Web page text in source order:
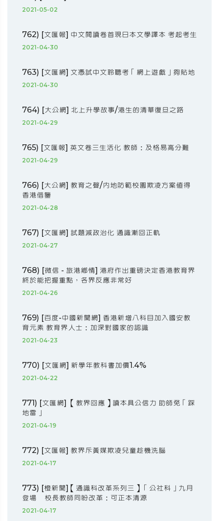
2021-05-02
762) [文匯報] 中文閱讀卷首現日本文學譯本 考起考生
2021-04-30
763) [文匯網] 文憑試中文聆聽考「網上遊戲」夠貼地
2021-04-30
764) [大公網] 北上升學故事/港生的清華復旦之路
2021-04-29
765) [文匯報] 英文卷三生活化 教師：及格易高分難
2021-04-29
766) [大公網] 教育之聲/內地防範校園欺凌方案值得
香港借鑒
2021-04-28
767) [文匯網] 試題減政治化 通識漸回正軌
2021-04-27
768) [微信 - 旅港鄉情] 港府作出重磅決定香港教育界
終於能把握重點，各界反應非常好
2021-04-26
769) [百度-中國新聞網] 香港新增八科目加入國安教
育元素 教育界人士：加深對國家的認識
2021-04-23
770) [文匯網] 新學年教科書加價1.4%
2021-04-22
771) [文匯網] 【教界回應】讀本具公信力 助師免「踩
地雷」
2021-04-19
772) [文匯報] 教界斥黃媒欺凌兒童趁機洗腦
2021-04-17
773) [橙新聞]【通識科改革系列三】「公社科」九月
登場 校長教師同盼改革：可正本清源
2021-04-17